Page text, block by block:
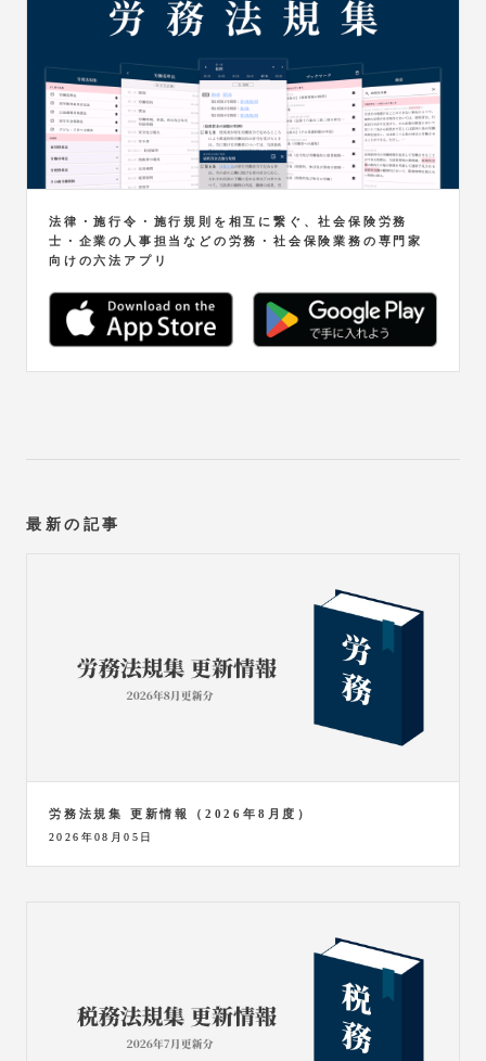
法律・施行令・施行規則を相互に繋ぐ、社会保険労務
士・企業の人事担当などの労務・社会保険業務の専門家
向けの六法アプリ
最新の記事
労務法規集 更新情報（2026年8月度）
2026年08月05日